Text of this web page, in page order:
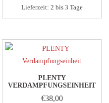
Lieferzeit: 2 bis 3 Tage
PLENTY
VERDAMPFUNGSEINHEIT
€38,00